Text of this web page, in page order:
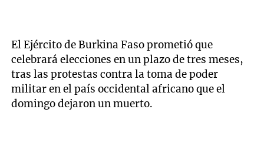
El Ejército de Burkina Faso prometió que
celebrará elecciones en un plazo de tres meses,
tras las protestas contra la toma de poder
militar en el país occidental africano que el
domingo dejaron un muerto.